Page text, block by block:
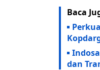
Baca
dan